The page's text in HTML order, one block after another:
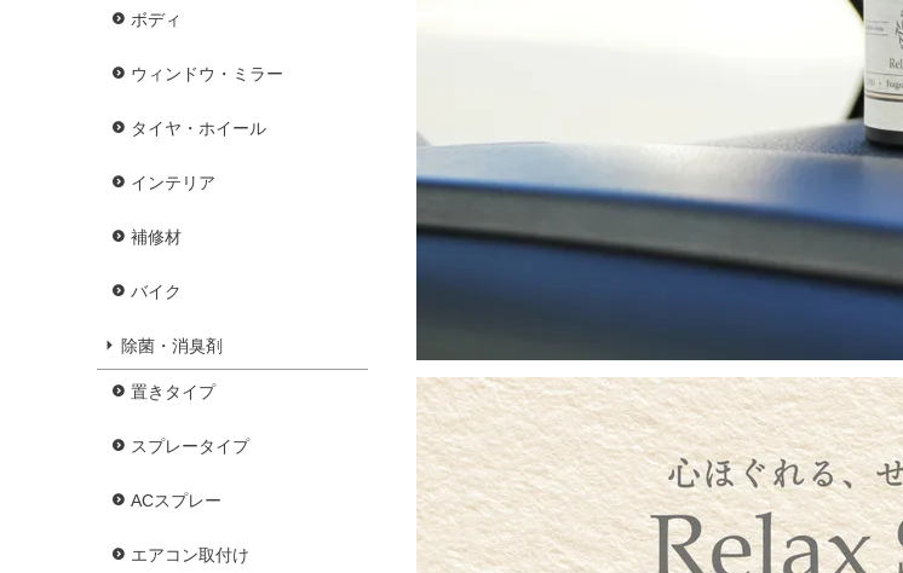
ボディ
ウィンドウ・ミラー
タイヤ・ホイール
インテリア
補修材
バイク
除菌・消臭剤
置きタイプ
スプレータイプ
ACスプレー
エアコン取付け